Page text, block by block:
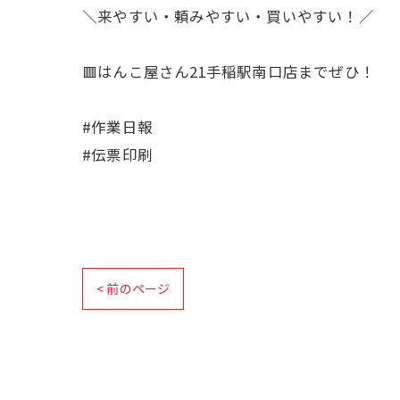
＼来やすい・頼みやすい・買いやすい！／
🟥はんこ屋さん21手稲駅南口店までぜひ！
#作業日報
#伝票印刷
< 前のページ